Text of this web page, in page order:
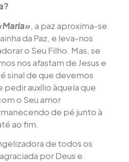
, a paz aproxima-se
da Paz, e leva-nos
o Seu Filho. Mas, se
nos afastam de Jesus e
sinal de que devemos
pedir auxílio àquela que
o Seu amor
de pé junto à
ao fim.
de todos os
por Deus e